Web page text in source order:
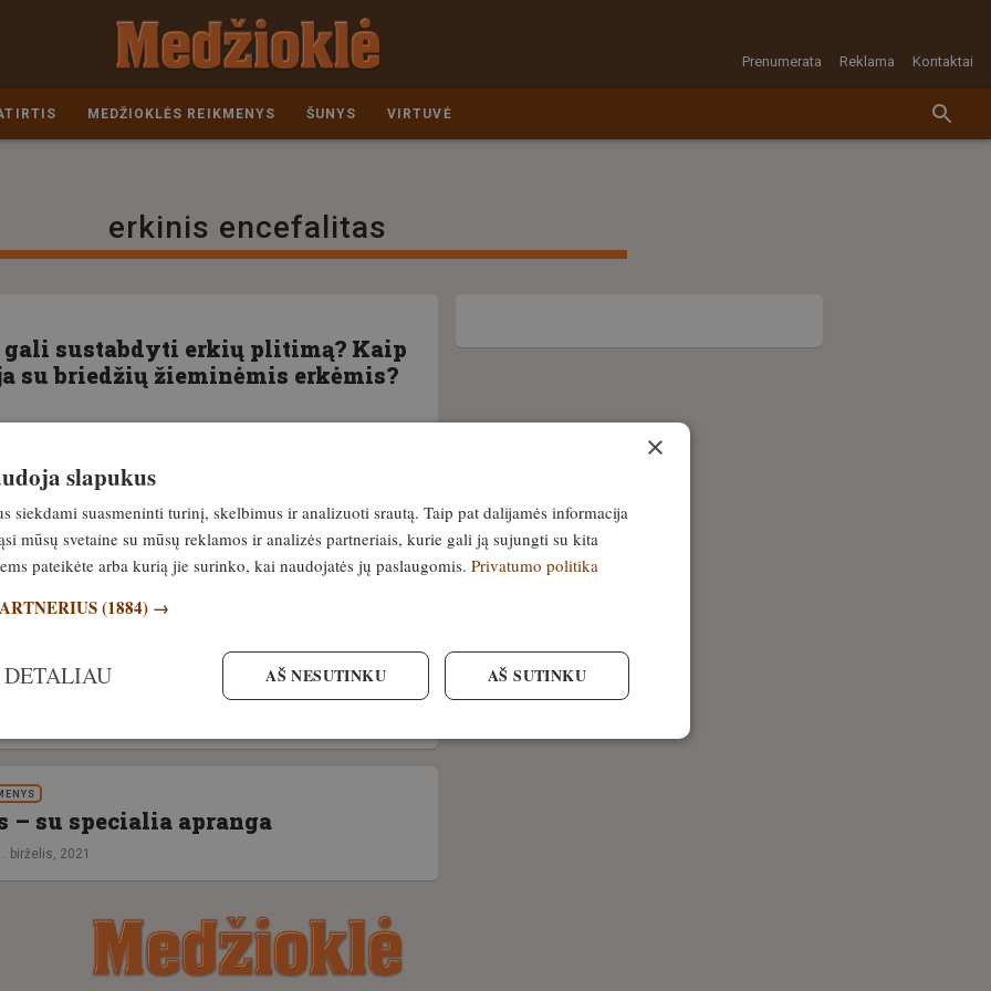
Prenumerata Reklama Kontaktai
MEDŽIOKLĖS REIKMENYS ŠUNYS VIRTUVĖ
erkinis encefalitas
sustabdyti erkių plitimą? Kaip
su briedžių žieminėmis erkėmis?
erkės. Ar yra pavojus
ir šunims
įtvirtinimus. Erkių sezonas
– su specialia apranga
birželis, 2021
×
slapukus
siekdami suasmeninti turinį, skelbimus ir analizuoti srautą. Taip pat dalijamės informacija
mūsų svetaine su mūsų reklamos ir analizės partneriais, kurie gali ją sujungti su kita
pateikėte arba kurią jie surinko, kai naudojatės jų paslaugomis. Privatumo politika
(1884) →
AŠ SUTINKU
AŠ NESUTINKU
DETALIAU